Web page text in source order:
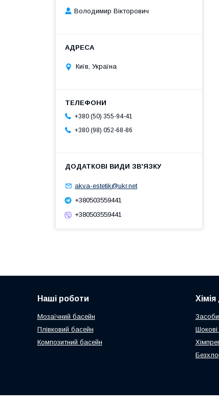
Володимир Вікторович
Київ, Україна
+380 (50) 355-94-41
+380 (98) 052-68-86
akva-estetik@ukr.net
+380503559441
+380503559441
Наші роботи
Мозаїчний басейн
Плівковий басейн
Композитний басейн